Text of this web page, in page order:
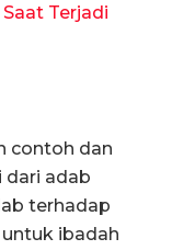
Terjadi
contoh dan
dari adab
terhadap
ibadah